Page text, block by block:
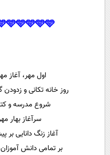
اول مهر، آغاز
روز خانه تکانی و
شروع مدرسه و
سرآغاز بهار
آغاز زنگ دانایی
بر تمامی دانش